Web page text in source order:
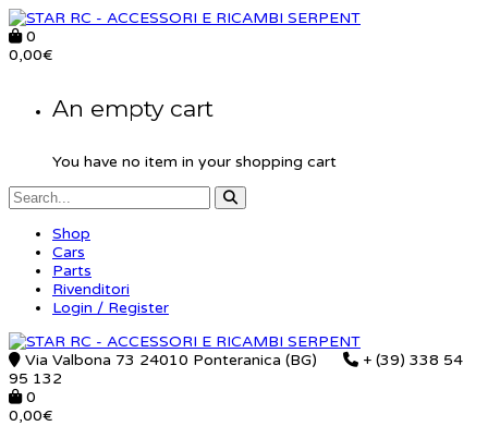
0
0,00€
An empty cart
You have no item in your shopping cart
Shop
Cars
Parts
Rivenditori
Login / Register
Via Valbona 73 24010 Ponteranica (BG)
+ (39) 338 54
95 132
0
0,00€